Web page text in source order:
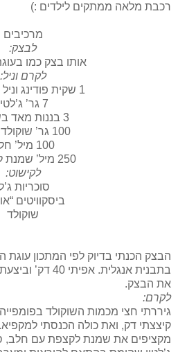
רכבת מלאה ממתקים לילדים :)
מרכיבים
לבצק:
אותו בצק כמו
לקרם וניל:
1 שקית פודינג וניל אינסטנט
7 גר’ ג’לטין
3 בננות מאד בשלות
100 גר’ שוקולד מריר
100 מיל’ חלב
250 מיל’ שמנת לקצפת
לקישוט:
סוכריות
ביסקוויטים
שוקולד
הבצק הכנתי בדיוק לפי המתכון עוגת
בתבנית אנגלית.
את הבצק.
לקרם:
גיררתי חצי מכמות השוקולד
קיצצתי דק, ואת כולה הכנסתי למקפיא.
מקציפים את שמנת לקצפת עם חלב,